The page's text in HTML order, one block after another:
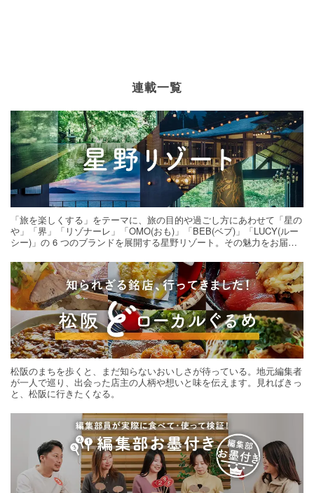
連載一覧
「旅を楽しくする」をテーマに、旅の目的や過ごし方にあわせて「星の
や」「界」「リゾナーレ」「OMO(おも)」「BEB(ベブ)」「LUCY(ルー
シー)」の 6 つのブランドを展開する星野リゾート。その魅力をお届け
松阪のまちを歩くと、まだ知らないおいしさが待っている。地元編集者
が一人で巡り、出会った店主の人柄や想いと味を伝えます。見ればきっ
と、松阪に行きたくなる。